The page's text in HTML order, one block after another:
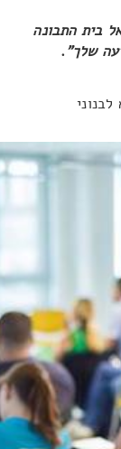
בית התבונה
שלך".